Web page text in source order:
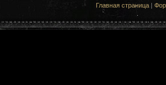
Главная страница |